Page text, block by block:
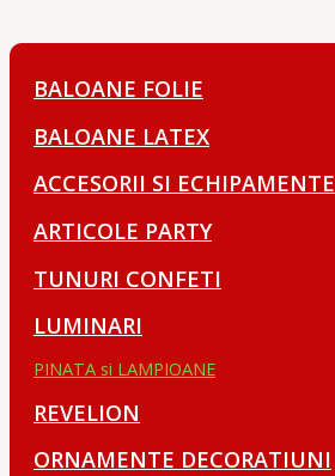
BALOANE FOLIE
BALOANE LATEX
ACCESORII SI ECHIPAMENTE
ARTICOLE PARTY
TUNURI CONFETI
LUMINARI
PINATA si LAMPIOANE
REVELION
ORNAMENTE DECORATIUNI